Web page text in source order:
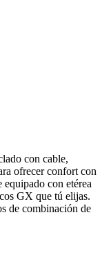
con cable,
ofrecer confort con
con etérea
GX que tú elijas.
de combinación de